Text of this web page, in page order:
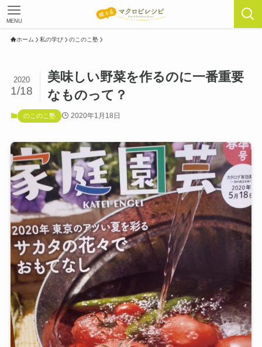
MENU
ホーム 私の学び のこのこ塾
美味しい野菜を作るのに一番重要
なものって？
2020
1/18
のこのこ塾 2020年1月18日